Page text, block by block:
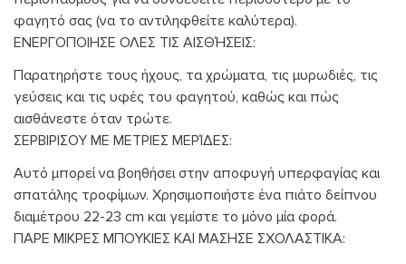
φαγητό σας (να το αντιληφθείτε καλύτερα).
ΕΝΕΡΓΟΠΟΙΗΣΕ ΟΛΕΣ ΤΙΣ ΑΙΣΘΉΣΕΙΣ:
Παρατηρήστε τους ήχους, τα χρώματα, τις μυρωδιές, τις
γεύσεις και τις υφές του φαγητού, καθώς και πώς
αισθάνεστε όταν τρώτε.
ΣΕΡΒΙΡΙΣΟΥ ΜΕ ΜΕΤΡΙΕΣ ΜΕΡΊΔΕΣ:
Αυτό μπορεί να βοηθήσει στην αποφυγή υπερφαγίας και
σπατάλης τροφίμων. Χρησιμοποιήστε ένα πιάτο δείπνου
διαμέτρου 22-23 cm και γεμίστε το μόνο μία φορά.
ΠΑΡΕ ΜΙΚΡΕΣ ΜΠΟΥΚΙΕΣ ΚΑΙ ΜΑΣΗΣΕ ΣΧΟΛΑΣΤΙΚΑ: